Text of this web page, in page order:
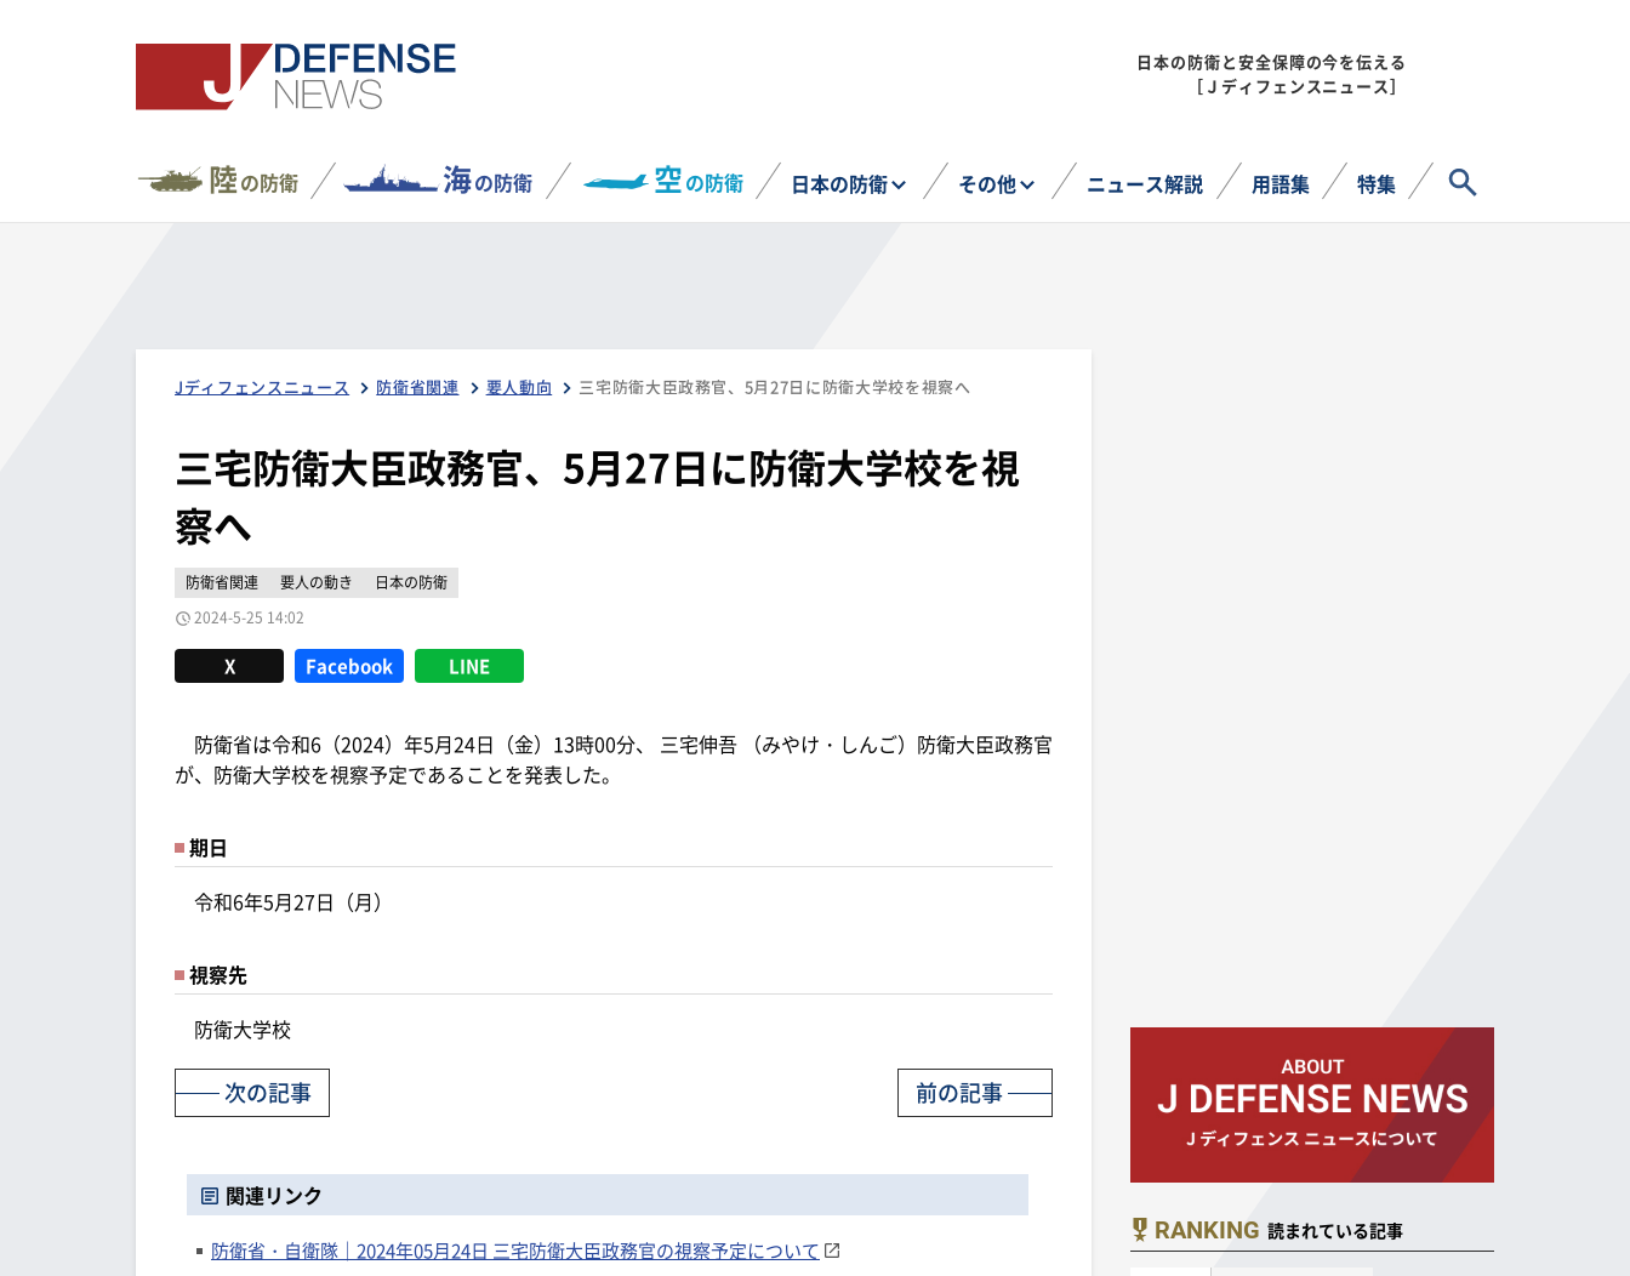
日本の防衛と安全保障の今を伝える
［Ｊディフェンスニュース］
陸の防衛 海の防衛 空の防衛 日本の防衛 その他 ニュース解説 用語集 特集
Jディフェンスニュース 防衛省関連 要人動向 三宅防衛大臣政務官、5月27日に防衛大学校を視察へ
三宅防衛大臣政務官、5月27日に防衛大学校を視
察へ
防衛省関連 要人の動き
日本の防衛
2024-5-25 14:02
X Facebook LINE
防衛省は令和6（2024）年5月24日（金）13時00分、 三宅伸吾 （みやけ・しんご）防衛大臣政務官
が、防衛大学校を視察予定であることを発表した。
期日
令和6年5月27日（月）
視察先
防衛大学校
前の記事
次の記事
関連リンク
防衛省・自衛隊｜2024年05月24日 三宅防衛大臣政務官の視察予定について
RANKING 読まれている記事